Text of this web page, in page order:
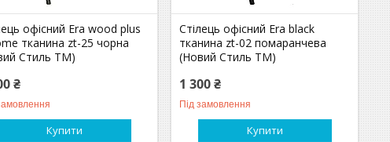
офісний Era wood plus
тканина zt-25 чорна
Стиль ТМ)
₴
Купити
Стілець офісний Era black
тканина zt-02 помаранчева
(Новий Стиль ТМ)
1 300 ₴
Під замовлення
Купити